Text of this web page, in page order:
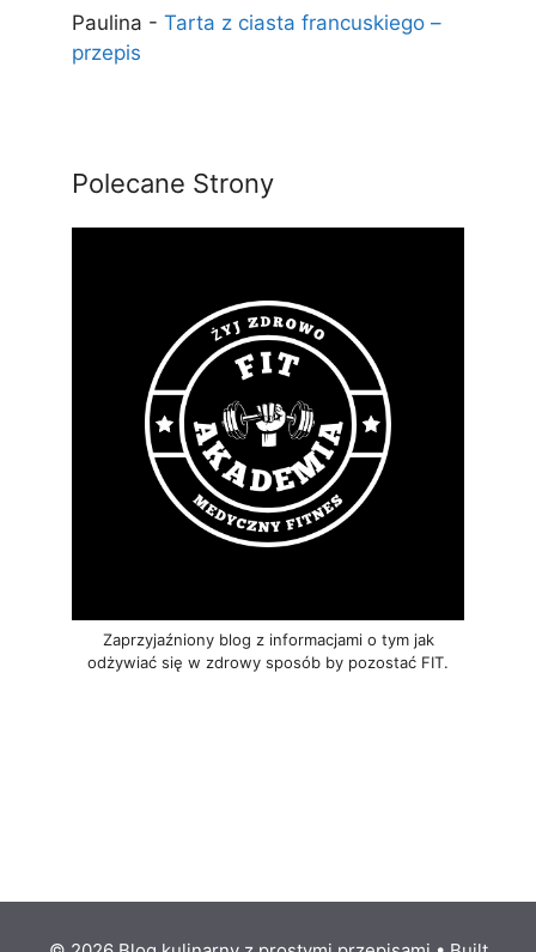
Paulina - Tarta z ciasta francuskiego –
przepis
Polecane Strony
Zaprzyjaźniony blog z informacjami o tym jak
odżywiać się w zdrowy sposób by pozostać FIT.